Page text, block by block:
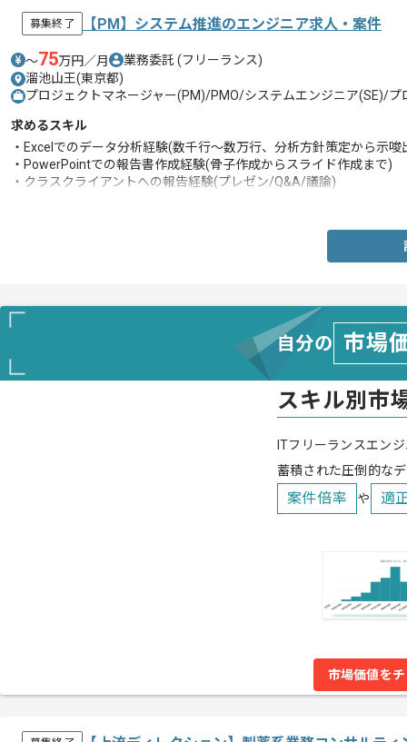
募集終了 【PM】システム推進のエンジニア求人・案件
〜75万円／月 業務委託 (フリーランス)
溜池山王(東京都)
プロジェクトマネージャー(PM)/PMO/システムエンジニア(SE)/
求めるスキル
・Excelでのデータ分析経験(数千行～数万行、分析方針策定から示唆
・PowerPointでの報告書作成経験(骨子作成からスライド作成まで)
・クラスクライアントへの報告経験(プレゼン/Q&A/議論)
自分の 市場
スキル別市
ITフリーランスエン
蓄積された圧倒的な
案件倍率 や 適
市場価値を